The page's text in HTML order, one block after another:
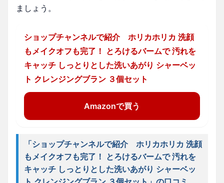
ましょう。
ショップチャンネルで紹介 ホリカホリカ 洗顔
もメイクオフも完了！ とろけるバームで 汚れを
キャッチ しっとりとした洗いあがり シャーベッ
ト クレンジングブラン ３個セット
Amazonで買う
「ショップチャンネルで紹介 ホリカホリカ 洗顔
もメイクオフも完了！ とろけるバームで 汚れを
キャッチ しっとりとした洗いあがり シャーベッ